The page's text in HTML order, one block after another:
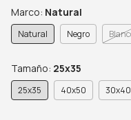
Marco: Natural
Natural Negro
Tamaño: 25x35
25x35 40x50 30x40